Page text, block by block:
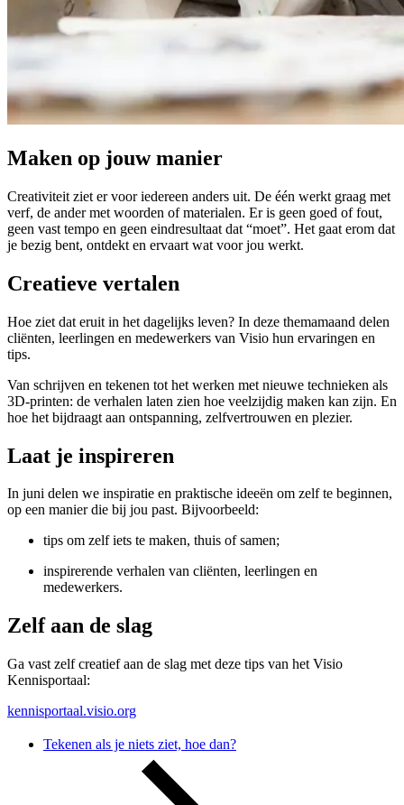
Maken op jouw manier
Creativiteit ziet er voor iedereen anders uit. De één werkt graag met
verf, de ander met woorden of materialen. Er is geen goed of fout,
geen vast tempo en geen eindresultaat dat “moet”. Het gaat erom dat
je bezig bent, ontdekt en ervaart wat voor jou werkt.
Creatieve vertalen
Hoe ziet dat eruit in het dagelijks leven? In deze themamaand delen
cliënten, leerlingen en medewerkers van Visio hun ervaringen en
tips.
Van schrijven en tekenen tot het werken met nieuwe technieken als
3D-printen: de verhalen laten zien hoe veelzijdig maken kan zijn. En
hoe het bijdraagt aan ontspanning, zelfvertrouwen en plezier.
Laat je inspireren
In juni delen we inspiratie en praktische ideeën om zelf te beginnen,
op een manier die bij jou past. Bijvoorbeeld:
tips om zelf iets te maken, thuis of samen;
inspirerende verhalen van cliënten, leerlingen en
medewerkers.
Zelf aan de slag
Ga vast zelf creatief aan de slag met deze tips van het Visio
Kennisportaal:
kennisportaal.visio.org
Tekenen als je niets ziet, hoe dan?